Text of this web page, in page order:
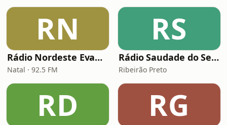
RN
Rádio Nordeste Evangélica
Natal · 92.5 FM
RS
Rádio Saudade do Sertão
Ribeirão Preto
RD RG